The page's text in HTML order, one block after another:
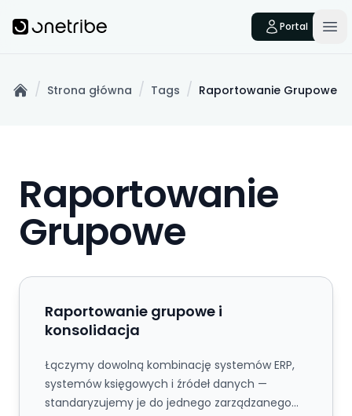
Onetribe
Portal
/ Strona główna / Tags / Raportowanie Grupowe
Raportowanie
Grupowe
Raportowanie grupowe i konsolidacja
Raportowanie grupowe i
konsolidacja
Łączymy dowolną kombinację systemów ERP,
systemów księgowych i źródeł danych —
standaryzujemy je do jednego zarządzanego